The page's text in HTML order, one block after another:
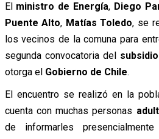
El ministro de Energía, Diego
Puente Alto, Matías Toledo, se
los vecinos de la comuna para
segunda convocatoria del
otorga el Gobierno de Chile.
El encuentro se realizó en la
cuenta con muchas personas
de informarles